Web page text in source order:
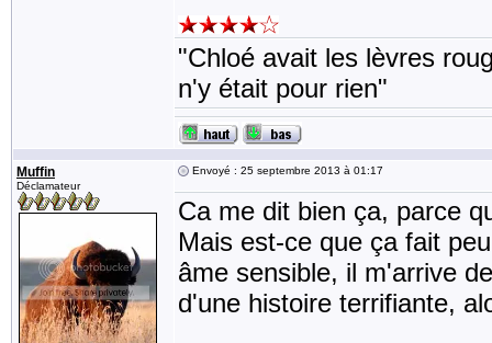
"Chloé avait les lèvres
n'y était pour rien"
Muffin
Déclamateur
Envoyé : 25 septembre 2013 à 01:17
Ca me dit bien ça, parce
Mais est-ce que ça fait
âme sensible, il m'arrive
d'une histoire terrifiante,